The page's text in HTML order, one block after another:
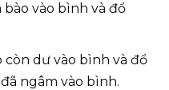
vào bình và đổ
còn dư vào bình và đổ
ngâm vào bình.